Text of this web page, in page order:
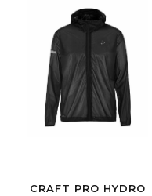
CRAFT PRO HYDRO